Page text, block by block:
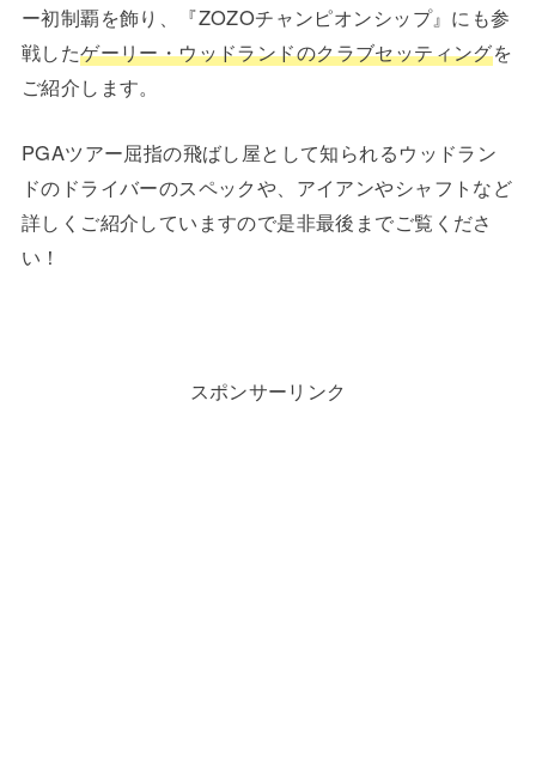
ー初制覇を飾り、『ZOZOチャンピオンシップ』にも参
戦したゲーリー・ウッドランドのクラブセッティングを
ご紹介します。
PGAツアー屈指の飛ばし屋として知られるウッドラン
ドのドライバーのスペックや、アイアンやシャフトなど
詳しくご紹介していますので是非最後までご覧くださ
い！
スポンサーリンク